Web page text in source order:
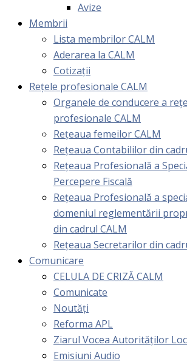
Avize
Membrii
Lista membrilor CALM
Aderarea la CALM
Cotizaţii
Rețele profesionale CALM
Organele de conducere a
profesionale CALM
Rețeaua femeilor CALM
Rețeaua Contabililor din
Rețeaua Profesională a
Percepere Fiscală
Reţeaua Profesională a
domeniul reglementării
din cadrul CALM
Rețeaua Secretarilor din
Comunicare
CELULA DE CRIZĂ CALM
Comunicate
Noutăți
Reforma APL
Ziarul Vocea Autorităților
Emisiuni Audio